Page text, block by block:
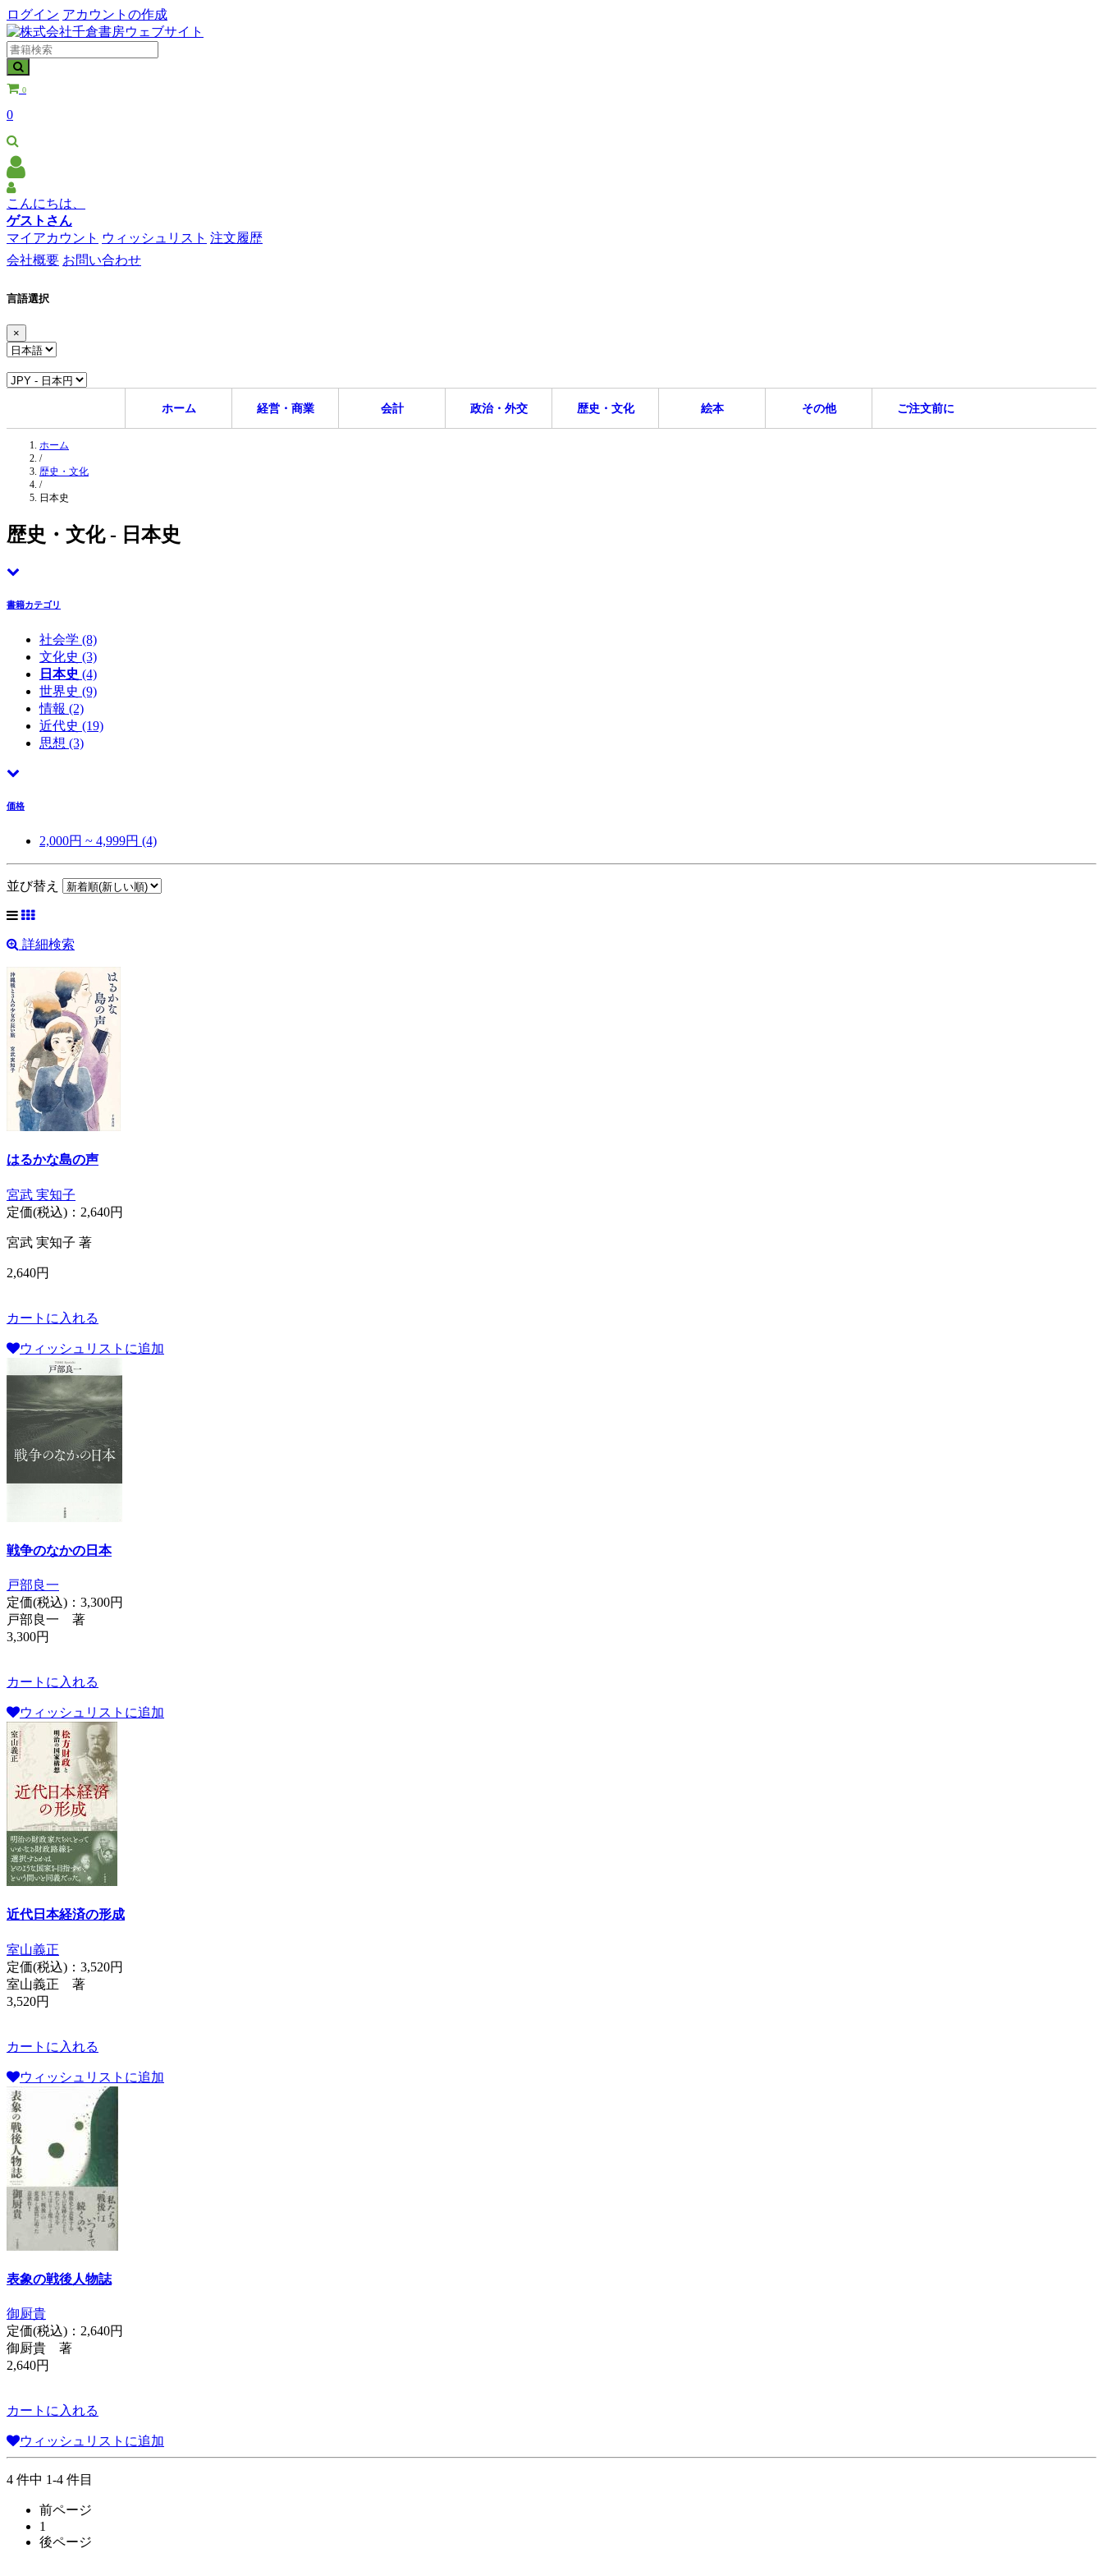
ログイン アカウントの作成
0
0
こんにちは、
ゲストさん
マイアカウント ウィッシュリスト 注文履歴
会社概要 お問い合わせ
言語選択
×
ホーム 経営・商業 会計 政治・外交 歴史・文化 絵本 その他 ご注文前に
ホーム
/
歴史・文化
/
日本史
歴史・文化 - 日本史
書籍カテゴリ
社会学 (8)
文化史 (3)
日本史 (4)
世界史 (9)
情報 (2)
近代史 (19)
思想 (3)
価格
2,000円 ~ 4,999円 (4)
並び替え
詳細検索
はるかな島の声
宮武 実知子
定価(税込)： 2,640円
宮武 実知子 著
2,640円
カートに入れる
ウィッシュリストに追加
戦争のなかの日本
戸部良一
定価(税込)： 3,300円
戸部良一 著
3,300円
カートに入れる
ウィッシュリストに追加
近代日本経済の形成
室山義正
定価(税込)： 3,520円
室山義正 著
3,520円
カートに入れる
ウィッシュリストに追加
表象の戦後人物誌
御厨貴
定価(税込)： 2,640円
御厨貴 著
2,640円
カートに入れる
ウィッシュリストに追加
4 件中 1-4 件目
前ページ
1
後ページ